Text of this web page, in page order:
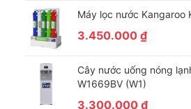
Máy lọc nước Kangaroo
3.450.000 ₫
Cây nước uống nóng
W1669BV (W1)
3.300.000 ₫